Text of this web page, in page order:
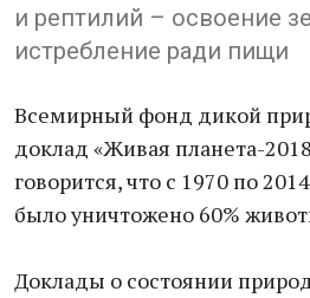
и рептилий – освоение
истребление ради пищи
Всемирный фонд дикой
доклад «Живая планета-
говорится, что с 1970 по
было уничтожено 60%
Доклады о состоянии